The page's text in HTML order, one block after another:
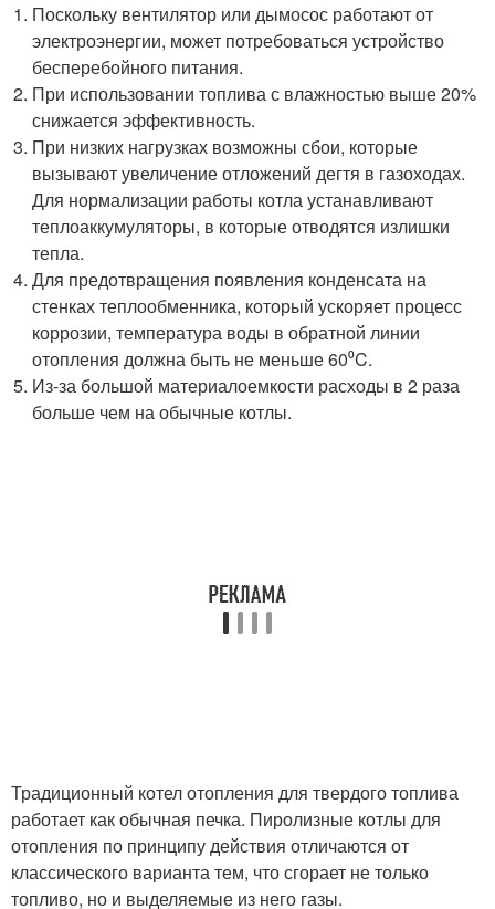
Поскольку вентилятор или дымосос работают от
электроэнергии, может потребоваться устройство
бесперебойного питания.
При использовании топлива с влажностью выше 20%
снижается эффективность.
При низких нагрузках возможны сбои, которые
вызывают увеличение отложений дегтя в газоходах.
Для нормализации работы котла устанавливают
теплоаккумуляторы, в которые отводятся излишки
тепла.
Для предотвращения появления конденсата на
стенках теплообменника, который ускоряет процесс
коррозии, температура воды в обратной линии
отопления должна быть не меньше 60⁰C.
Из-за большой материалоемкости расходы в 2 раза
больше чем на обычные котлы.
Традиционный котел отопления для твердого топлива
работает как обычная печка. Пиролизные котлы для
отопления по принципу действия отличаются от
классического варианта тем, что сгорает не только
топливо, но и выделяемые из него газы.